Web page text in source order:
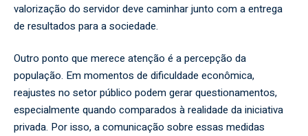
valorização do servidor deve caminhar junto com a entrega
de resultados para a sociedade.
Outro ponto que merece atenção é a percepção da
população. Em momentos de dificuldade econômica,
reajustes no setor público podem gerar questionamentos,
especialmente quando comparados à realidade da iniciativa
privada. Por isso, a comunicação sobre essas medidas